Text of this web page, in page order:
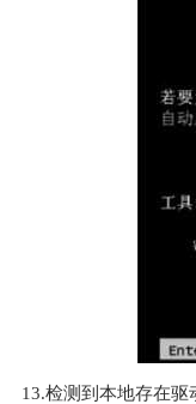
13.检测到本地存在驱